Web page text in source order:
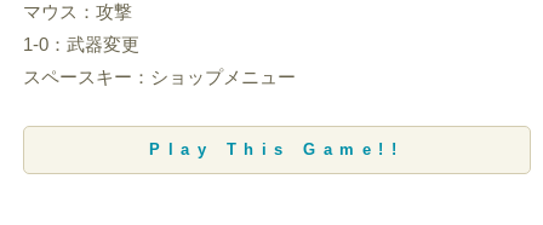
マウス：攻撃
1-0：武器変更
スペースキー：ショップメニュー
Play This Game!!